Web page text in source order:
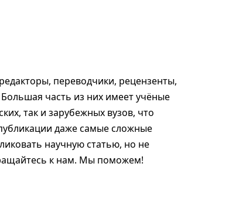
переводчики, рецензенты,
часть из них имеет учёные
так и зарубежных вузов, что
даже самые сложные
научную статью, но не
к нам. Мы поможем!